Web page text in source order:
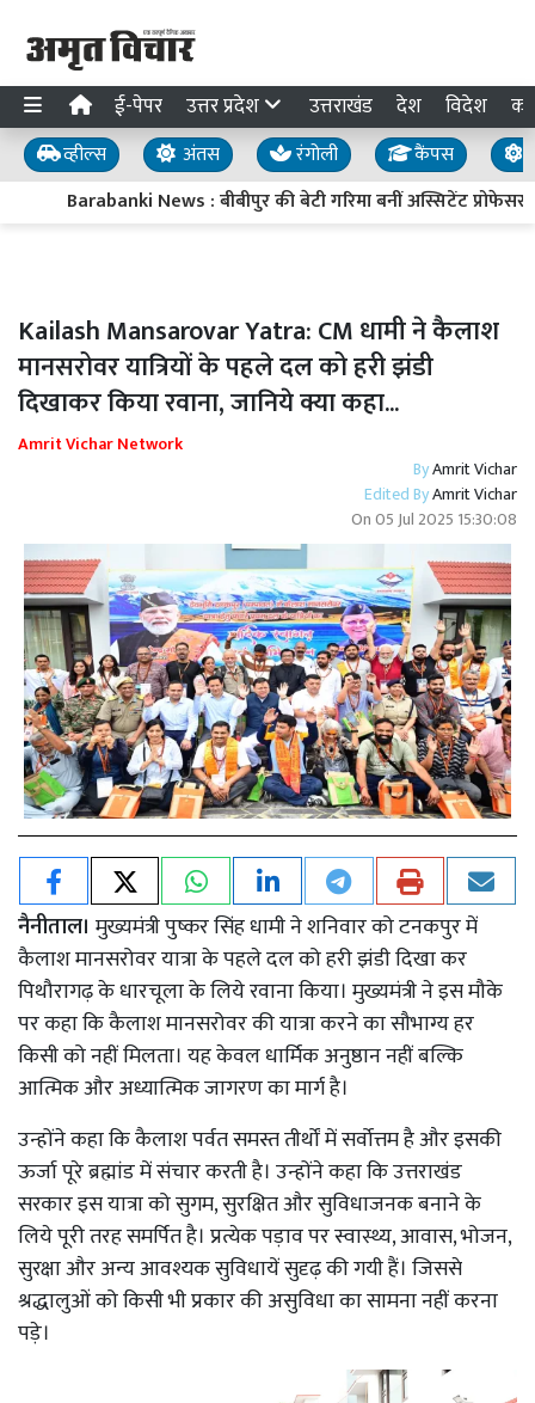
ई-पेपर उत्तर प्रदेश उत्तराखंड देश विदेश
व्हील्स अंतस रंगोली कैंपस
Barabanki News : बीबीपुर की बेटी गरिमा बनीं अस्सिटेंट
Kailash Mansarovar Yatra: CM धामी ने कैलाश
मानसरोवर यात्रियों के पहले दल को हरी झंडी
दिखाकर किया रवाना, जानिये क्या कहा...
Amrit Vichar Network
ByAmrit Vichar
Edited ByAmrit Vichar
On05 Jul 2025 15:30:08
नैनीताल। मुख्यमंत्री पुष्कर सिंह धामी ने शनिवार को टनकपुर में
कैलाश मानसरोवर यात्रा के पहले दल को हरी झंडी दिखा कर
पिथौरागढ़ के धारचूला के लिये रवाना किया। मुख्यमंत्री ने इस मौके
पर कहा कि कैलाश मानसरोवर की यात्रा करने का सौभाग्य हर
किसी को नहीं मिलता। यह केवल धार्मिक अनुष्ठान नहीं बल्कि
आत्मिक और अध्यात्मिक जागरण का मार्ग है।
उन्होंने कहा कि कैलाश पर्वत समस्त तीर्थों में सर्वोत्तम है और इसकी
ऊर्जा पूरे ब्रह्मांड में संचार करती है। उन्होंने कहा कि उत्तराखंड
सरकार इस यात्रा को सुगम, सुरक्षित और सुविधाजनक बनाने के
लिये पूरी तरह समर्पित है। प्रत्येक पड़ाव पर स्वास्थ्य, आवास, भोजन,
सुरक्षा और अन्य आवश्यक सुविधायें सुदृढ़ की गयी हैं। जिससे
श्रद्धालुओं को किसी भी प्रकार की असुविधा का सामना नहीं करना
पड़े।